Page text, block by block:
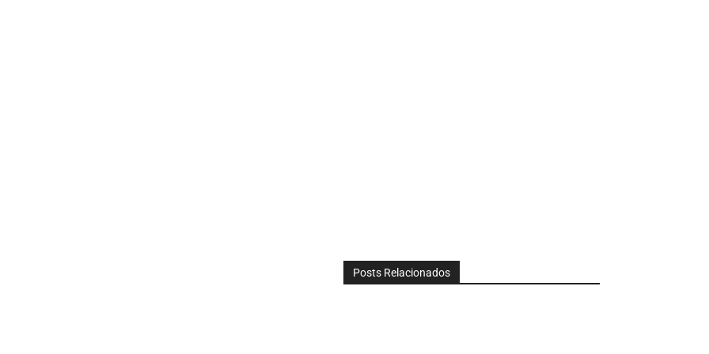
Posts Relacionados